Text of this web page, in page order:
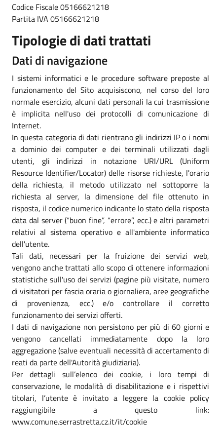
Codice Fiscale 05166621218
Partita IVA 05166621218
Tipologie di dati trattati
Dati di navigazione
I sistemi informatici e le procedure software preposte al
funzionamento del Sito acquisiscono, nel corso del loro
normale esercizio, alcuni dati personali la cui trasmissione
è implicita nell'uso dei protocolli di comunicazione di
Internet.
In questa categoria di dati rientrano gli indirizzi IP o i nomi
a dominio dei computer e dei terminali utilizzati dagli
utenti, gli indirizzi in notazione URI/URL (Uniform
Resource Identifier/Locator) delle risorse richieste, l'orario
della richiesta, il metodo utilizzato nel sottoporre la
richiesta al server, la dimensione del file ottenuto in
risposta, il codice numerico indicante lo stato della risposta
data dal server (“buon fine”, “errore”, ecc.) e altri parametri
relativi al sistema operativo e all'ambiente informatico
dell'utente.
Tali dati, necessari per la fruizione dei servizi web,
vengono anche trattati allo scopo di ottenere informazioni
statistiche sull'uso dei servizi (pagine più visitate, numero
di visitatori per fascia oraria o giornaliera, aree geografiche
di provenienza, ecc.) e/o controllare il corretto
funzionamento dei servizi offerti.
I dati di navigazione non persistono per più di 60 giorni e
vengono cancellati immediatamente dopo la loro
aggregazione (salve eventuali necessità di accertamento di
reati da parte dell'Autorità giudiziaria).
Per dettagli sull’elenco dei cookie, i loro tempi di
conservazione, le modalità di disabilitazione e i rispettivi
titolari, l’utente è invitato a leggere la cookie policy
raggiungibile a questo link:
www.comune.serrastretta.cz.it/it/cookie